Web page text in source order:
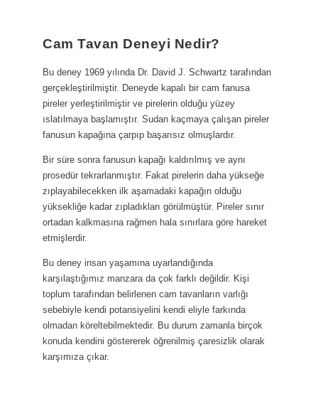
Cam Tavan Deneyi Nedir?
Bu deney 1969 yılında Dr. David J. Schwartz tarafından
gerçekleştirilmiştir. Deneyde kapalı bir cam fanusa
pireler yerleştirilmiştir ve pirelerin olduğu yüzey
ıslatılmaya başlamıştır. Sudan kaçmaya çalışan pireler
fanusun kapağına çarpıp başarısız olmuşlardır.
Bir süre sonra fanusun kapağı kaldırılmış ve aynı
prosedür tekrarlanmıştır. Fakat pirelerin daha yükseğe
zıplayabilecekken ilk aşamadaki kapağın olduğu
yüksekliğe kadar zıpladıkları görülmüştür. Pireler sınır
ortadan kalkmasına rağmen hala sınırlara göre hareket
etmişlerdir.
Bu deney insan yaşamına uyarlandığında
karşılaştığımız manzara da çok farklı değildir. Kişi
toplum tarafından belirlenen cam tavanların varlığı
sebebiyle kendi potansiyelini kendi eliyle farkında
olmadan köreltebilmektedir. Bu durum zamanla birçok
konuda kendini göstererek öğrenilmiş çaresizlik olarak
karşımıza çıkar.